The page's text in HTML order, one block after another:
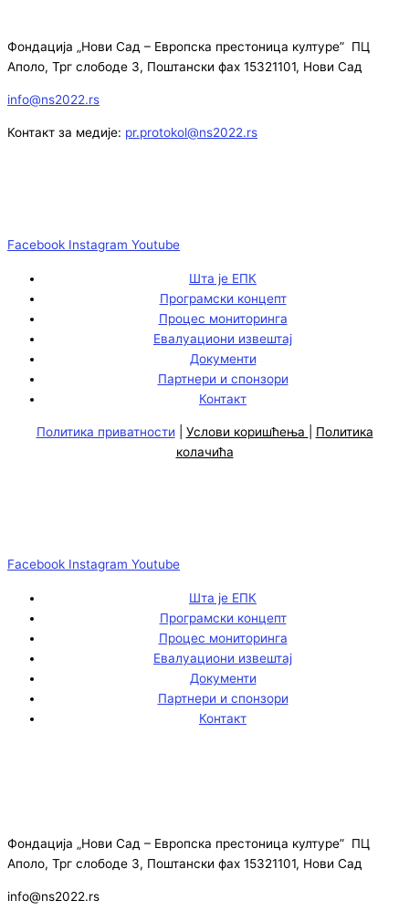
Фондација „Нови Сад – Европска престоница културе” ПЦ
Аполо, Трг слободе 3, Поштански фах 15321101, Нови Сад
info@ns2022.rs
Контакт за медије: pr.protokol@ns2022.rs
Facebook Instagram Youtube
Шта је ЕПК
Програмски концепт
Процес мониторинга
Евалуациони извештај
Документи
Партнери и спонзори
Контакт
Политика приватности Услови коришћења
Политика
колачића
Facebook Instagram Youtube
Шта је ЕПК
Програмски концепт
Процес мониторинга
Евалуациони извештај
Документи
Партнери и спонзори
Контакт
Фондација „Нови Сад – Европска престоница културе” ПЦ
Аполо, Трг слободе 3, Поштански фах 15321101, Нови Сад
info@ns2022.rs